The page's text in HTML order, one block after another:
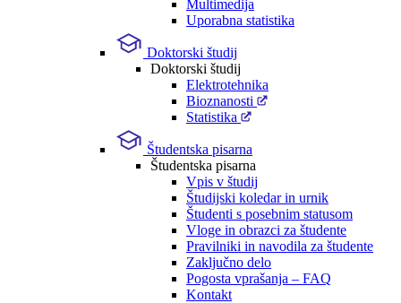
Multimedija
Uporabna statistika
Doktorski študij
Doktorski študij
Elektrotehnika
Bioznanosti
Statistika
Študentska pisarna
Študentska pisarna
Vpis v študij
Študijski koledar in urnik
Študenti s posebnim statusom
Vloge in obrazci za študente
Pravilniki in navodila za študente
Zaključno delo
Pogosta vprašanja – FAQ
Kontakt